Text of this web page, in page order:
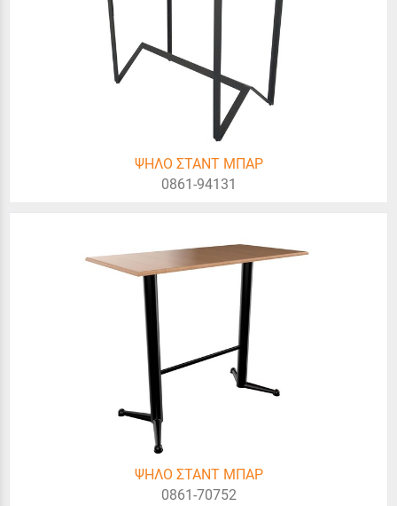
ΨΗΛΟ ΣΤΑΝΤ ΜΠΑΡ
0861-94131
ΨΗΛΟ ΣΤΑΝΤ ΜΠΑΡ
0861-70752